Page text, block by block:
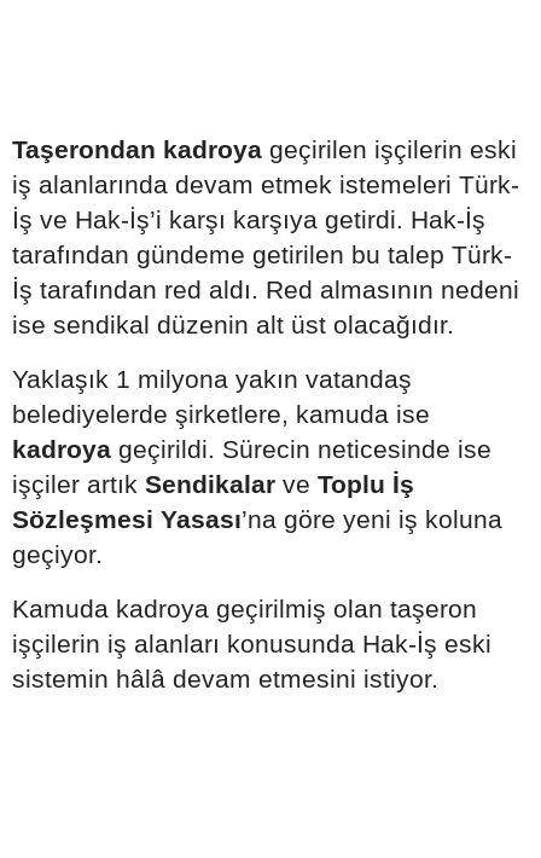
Taşerondan kadroya geçirilen işçilerin eski
iş alanlarında devam etmek istemeleri Türk-
İş ve Hak-İş’i karşı karşıya getirdi. Hak-İş
tarafından gündeme getirilen bu talep Türk-
İş tarafından red aldı. Red almasının nedeni
ise sendikal düzenin alt üst olacağıdır.
Yaklaşık 1 milyona yakın vatandaş
belediyelerde şirketlere, kamuda ise
kadroya geçirildi. Sürecin neticesinde ise
işçiler artık Sendikalar ve Toplu İş
Sözleşmesi Yasası’na göre yeni iş koluna
geçiyor.
Kamuda kadroya geçirilmiş olan taşeron
işçilerin iş alanları konusunda Hak-İş eski
sistemin hâlâ devam etmesini istiyor.